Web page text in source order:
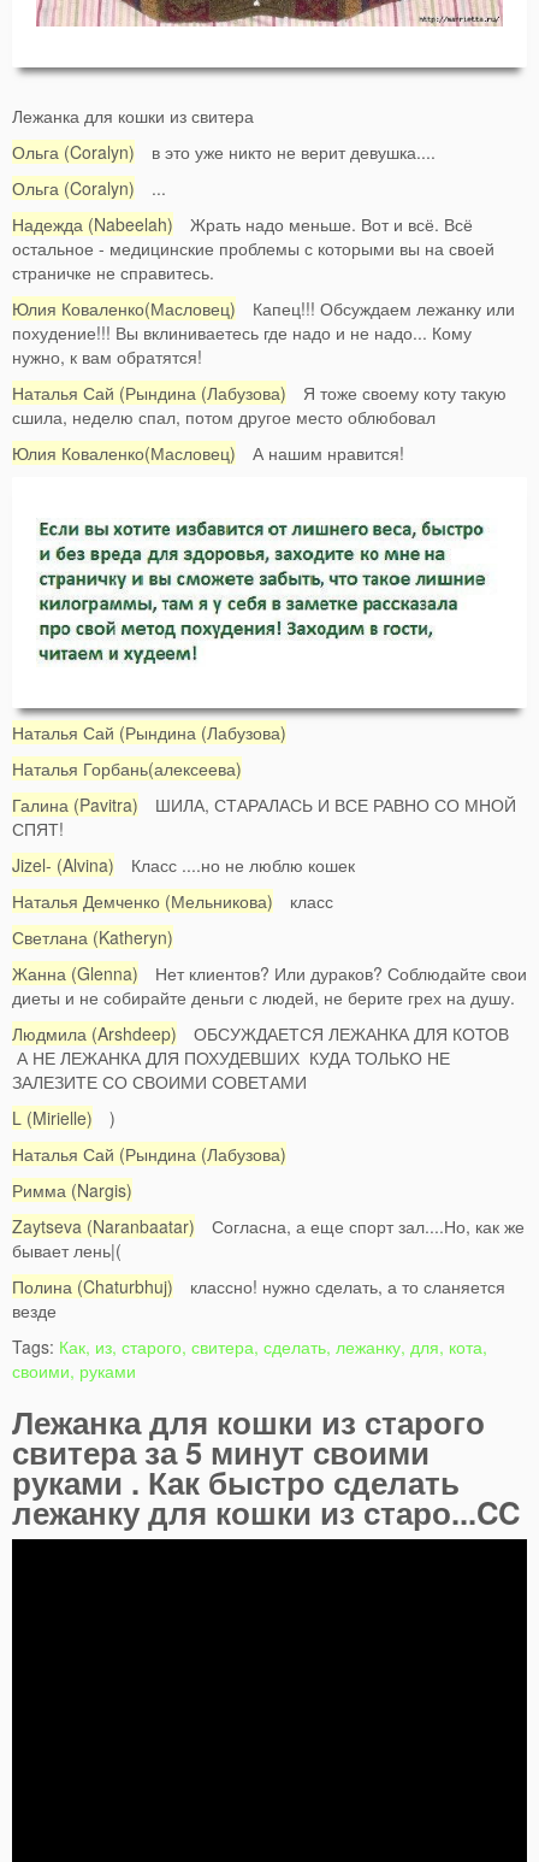
Лежанка для кошки из свитера
Ольга (Coralyn) в это уже никто не верит девушка....
Ольга (Coralyn) ...
Надежда (Nabeelah) Жрать надо меньше. Вот и всё. Всё
остальное - медицинские проблемы с которыми вы на своей
страничке не справитесь.
Юлия Коваленко(Масловец) Капец!!! Обсуждаем лежанку или
похудение!!! Вы вклиниваетесь где надо и не надо... Кому
нужно, к вам обратятся!
Наталья Сай (Рындина (Лабузова) Я тоже своему коту такую
сшила, неделю спал, потом другое место облюбовал
Юлия Коваленко(Масловец) А нашим нравится!
Наталья Сай (Рындина (Лабузова)
Наталья Горбань(алексеева)
Галина (Pavitra) ШИЛА, СТАРАЛАСЬ И ВСЕ РАВНО СО МНОЙ
СПЯТ!
Jizel- (Alvina) Класс ....но не люблю кошек
Наталья Демченко (Мельникова) класс
Светлана (Katheryn)
Жанна (Glenna) Нет клиентов? Или дураков? Соблюдайте свои
диеты и не собирайте деньги с людей, не берите грех на душу.
Людмила (Arshdeep) ОБСУЖДАЕТСЯ ЛЕЖАНКА ДЛЯ КОТОВ
А НЕ ЛЕЖАНКА ДЛЯ ПОХУДЕВШИХ КУДА ТОЛЬКО НЕ
ЗАЛЕЗИТЕ СО СВОИМИ СОВЕТАМИ
L (Mirielle) )
Наталья Сай (Рындина (Лабузова)
Римма (Nargis)
Zaytseva (Naranbaatar) Согласна, а еще спорт зал....Но, как же
бывает лень|(
Полина (Chaturbhuj) классно! нужно сделать, а то сланяется
везде
Tags: Как, из, старого, свитера, сделать, лежанку, для, кота,
своими, руками
Лежанка для кошки из старого
свитера за 5 минут своими
руками . Как быстро сделать
лежанку для кошки из старо...CC